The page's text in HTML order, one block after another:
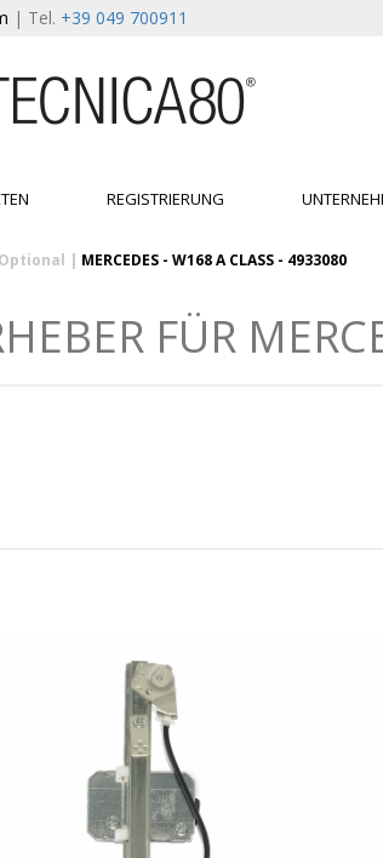
| Tel. +39 049 700911
REGISTRIERUNG
Optional | MERCEDES - W168 A CLASS - 4933080
FÜR